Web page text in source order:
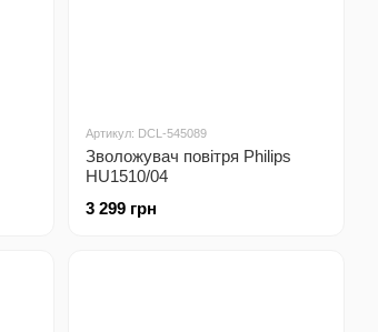
Артикул: DCL-545089
Зволожувач повітря Philips
HU1510/04
3 299 грн